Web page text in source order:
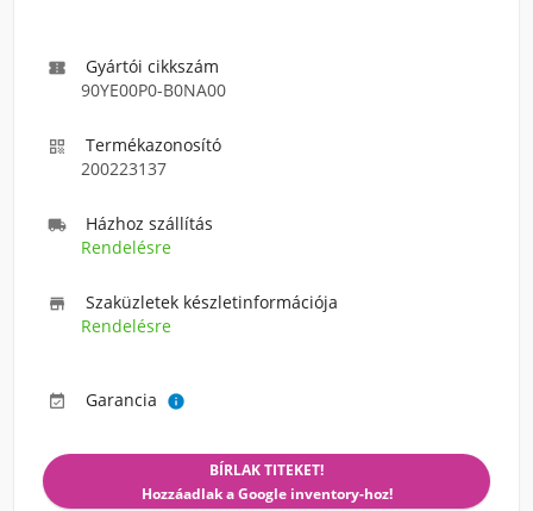

Gyártói cikkszám
90YE00P0-B0NA00

Termékazonosító
200223137

Házhoz szállítás
Rendelésre

Szaküzletek készletinformációja
Rendelésre
 Garancia 
BÍRLAK TITEKET!
Hozzáadlak a Google inventory-hoz!